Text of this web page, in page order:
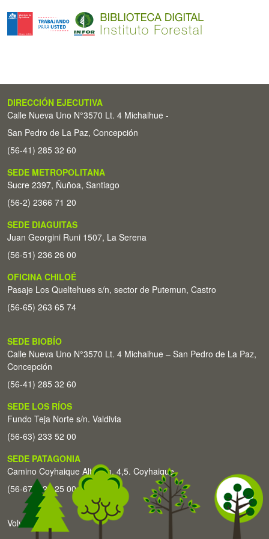
DIRECCIÓN EJECUTIVA
Calle Nueva Uno N°3570 Lt. 4 Michaihue -
San Pedro de La Paz, Concepción
(56-41) 285 32 60
SEDE METROPOLITANA
Sucre 2397, Ñuñoa, Santiago
(56-2) 2366 71 20
SEDE DIAGUITAS
Juan Georgini Runi 1507, La Serena
(56-51) 236 26 00
OFICINA CHILOÉ
Pasaje Los Queltehues s/n, sector de Putemun, Castro
(56-65) 263 65 74
SEDE BIOBÍO
Calle Nueva Uno N°3570 Lt. 4 Michaihue – San Pedro de La Paz,
Concepción
(56-41) 285 32 60
SEDE LOS RÍOS
Fundo Teja Norte s/n. Valdivia
(56-63) 233 52 00
SEDE PATAGONIA
Camino Coyhaique Alto Km. 4,5. Coyhaique
(56-67) 226 25 00
Volver arriba